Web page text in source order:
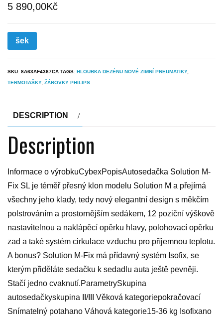
5 890,00Kč
šek
SKU: 8A63AF4367CA TAGS: HLOUBKA DEZÉNU NOVÉ ZIMNÍ PNEUMATIKY,
TERMOTAŠKY, ŽÁROVKY PHILIPS
DESCRIPTION
Description
Informace o výrobkuCybexPopisAutosedačka Solution M-
Fix SL je téměř přesný klon modelu Solution M a přejímá
všechny jeho klady, tedy nový elegantní design s měkčím
polstrováním a prostornějším sedákem, 12 poziční výškově
nastavitelnou a naklápěcí opěrku hlavy, polohovací opěrku
zad a také systém cirkulace vzduchu pro příjemnou teplotu.
A bonus? Solution M-Fix má přídavný systém Isofix, se
kterým přiděláte sedačku k sedadlu auta ještě pevněji.
Stačí jedno cvaknutí.ParametrySkupina
autosedačkyskupina II/III Věková kategoriepokračovací
Snímatelný potahano Váhová kategorie15-36 kg Isofixano